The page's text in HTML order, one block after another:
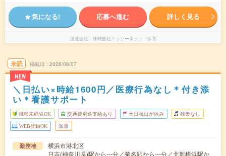
気になる! 応募へ進む 詳しく見る
派遣会社 株式会社ニッソーネット 保育
未読
NEW
掲載日 2026/08/07
＼日払い×時給1600円／医療行為なし＊付き添
い＊看護サポート
職種未経験OK 交通費別途支給あり 土日祝日が休み 残業なし
WEB登録OK 派遣
勤務地
横浜市港北区
日吉(神奈川県)駅から---分／菊名駅から---分／北新横浜駅か